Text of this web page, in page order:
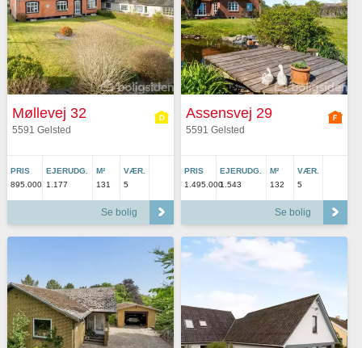
Møllevej 32
5591 Gelsted
PRIS
895.000
EJERUDG.
1.177
M²
131
VÆR.
5
Se bolig
Assensvej 29
5591 Gelsted
PRIS
1.495.000
EJERUDG.
1.543
M²
132
VÆR.
5
Se bolig